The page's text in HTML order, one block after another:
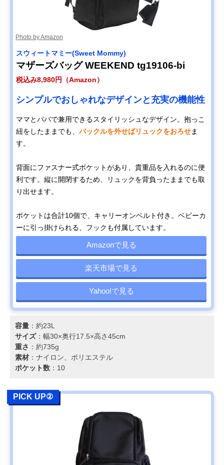
Photo by Amazon
スウィートマミー(Sweet Mommy)
マザーズバッグ WEEKEND tg19106-bi
税込み8,980円（Amazon）
シンプルでおしゃれなデザインと充実の機能性
ママとパパで兼用できるスタイリッシュなデザイン。抱っこ
紐をしたままでも、 バックルを外せばリュックをおろせま
す。
背面にファスナー式ポケットがあり、貴重品を入れるのに便
利です。縦に開閉するため、リュックを背負ったままでも取
り出せます。
ポケットは合計10個で、キャリーオンベルト付き。ベビーカ
ーに引っ掛けられる、フックも付属しています。
Amazonで見る
楽天市場で見る
Yahoo!で見る
容量 ：約23L
サイズ：幅30×奥行17.5×高さ45cm
重さ ：約735g
素材 ：ナイロン、ポリエステル
ポケット数 ：10
PICK UP②